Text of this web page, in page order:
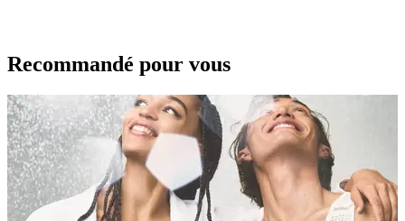
Recommandé pour vous